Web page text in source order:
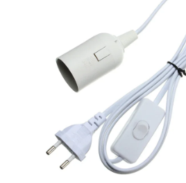
SMART GARDEN
Hodnotenie obchodu O nákupu
Predávané
Podmienky o ochrane osobných údajov